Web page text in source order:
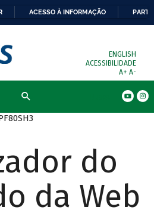
ACESSO À INFORMAÇÃO
ENGLISH
ACESSIBILIDADE
A+ A-
do
da Web